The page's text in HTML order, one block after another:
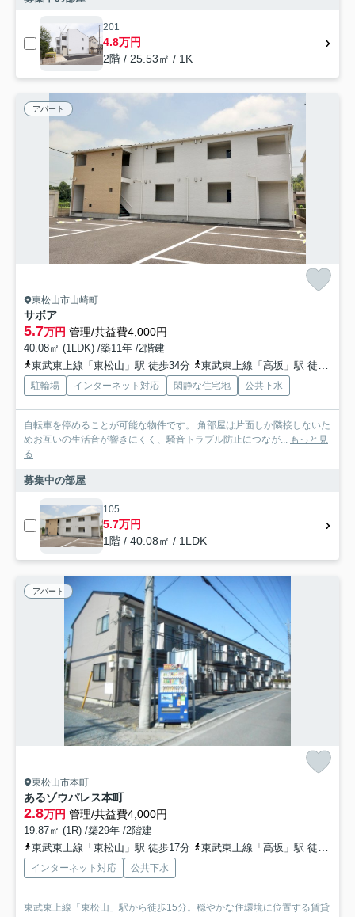
201
4.8万円
2階 / 25.53㎡ / 1K
アパート
東松山市山崎町
サボア
5.7万円 管理/共益費4,000円
40.08㎡ (1LDK) /築11年 /2階建
東武東上線「東松山」駅 徒歩34分
東武東上線「高坂」駅 徒歩58分
駐輪場 インターネット対応 閑静な住宅地 公共下水
自転車を停めることが可能な物件です。 角部屋は片面しか隣接しないた
めお互いの生活音が響きにくく、騒音トラブル防止につなが... もっと見
る
募集中の部屋
105
5.7万円
1階 / 40.08㎡ / 1LDK
アパート
東松山市本町
あるゾウパレス本町
2.8万円 管理/共益費4,000円
19.87㎡ (1R) /築29年 /2階建
東武東上線「東松山」駅 徒歩17分
東武東上線「高坂」駅 徒歩62分
インターネット対応 公共下水
東武東上線「東松山」駅から徒歩15分。穏やかな住環境に位置する賃貸